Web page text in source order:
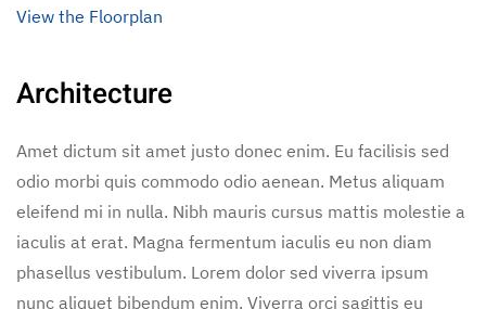
View the Floorplan
Architecture
Amet dictum sit amet justo donec enim. Eu facilisis sed
odio morbi quis commodo odio aenean. Metus aliquam
eleifend mi in nulla. Nibh mauris cursus mattis molestie a
iaculis at erat. Magna fermentum iaculis eu non diam
phasellus vestibulum. Lorem dolor sed viverra ipsum
nunc aliquet bibendum enim. Viverra orci sagittis eu